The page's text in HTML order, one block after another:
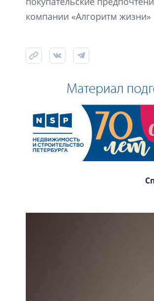
компании «Алгоритм жизни»